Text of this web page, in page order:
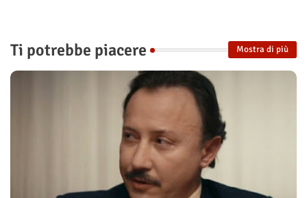
Ti potrebbe piacere Mostra di più